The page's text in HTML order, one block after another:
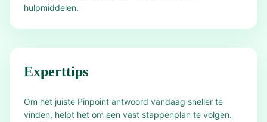
hulpmiddelen.
Experttips
Om het juiste Pinpoint antwoord vandaag sneller te
vinden, helpt het om een vast stappenplan te volgen.